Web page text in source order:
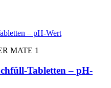
– pH-Wert
Tabletten – pH-